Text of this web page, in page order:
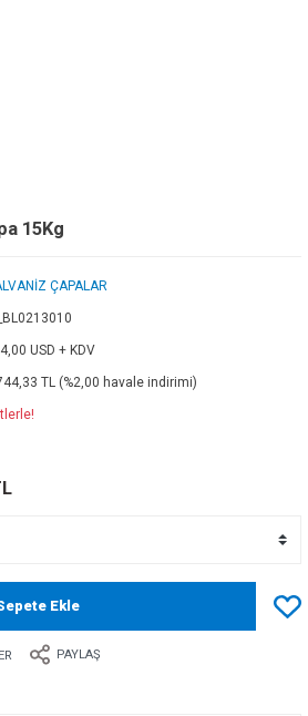
15Kg
ÇAPALAR
USD + KDV
TL (%2,00 havale indirimi)
Ekle
PAYLAŞ